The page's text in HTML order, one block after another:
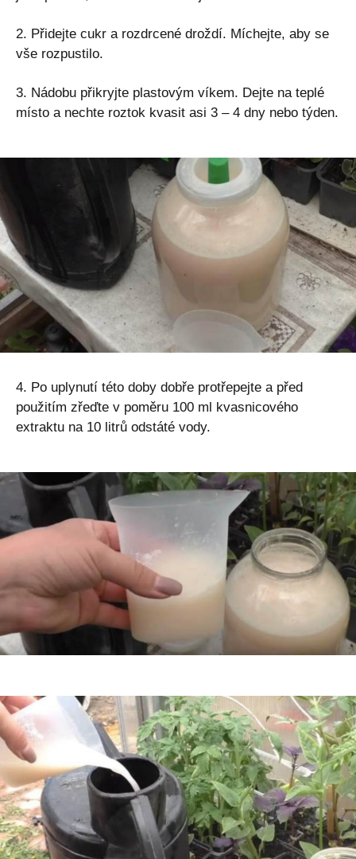
2. Přidejte cukr a rozdrcené droždí. Míchejte, aby se
vše rozpustilo.
3. Nádobu přikryjte plastovým víkem. Dejte na teplé
místo a nechte roztok kvasit asi 3 – 4 dny nebo týden.
4. Po uplynutí této doby dobře protřepejte a před
použitím zřeďte v poměru 100 ml kvasnicového
extraktu na 10 litrů odstáté vody.